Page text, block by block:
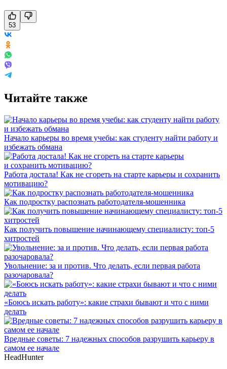
53
Читайте также
Начало карьеры во время учебы: как студенту найти работу и
избежать обмана
Работа достала! Как не сгореть на старте карьеры и сохранить
мотивацию?
Как подростку распознать работодателя-мошенника
Как получить повышение начинающему специалисту: топ-5
хитростей
Увольнение: за и против. Что делать, если первая работа
разочаровала?
«Боюсь искать работу»: какие страхи бывают и что с ними
делать
Вредные советы: 7 надежных способов разрушить карьеру в
самом ее начале
HeadHunter